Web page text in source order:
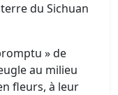
du Sichuan
» de
au milieu
fleurs, à leur